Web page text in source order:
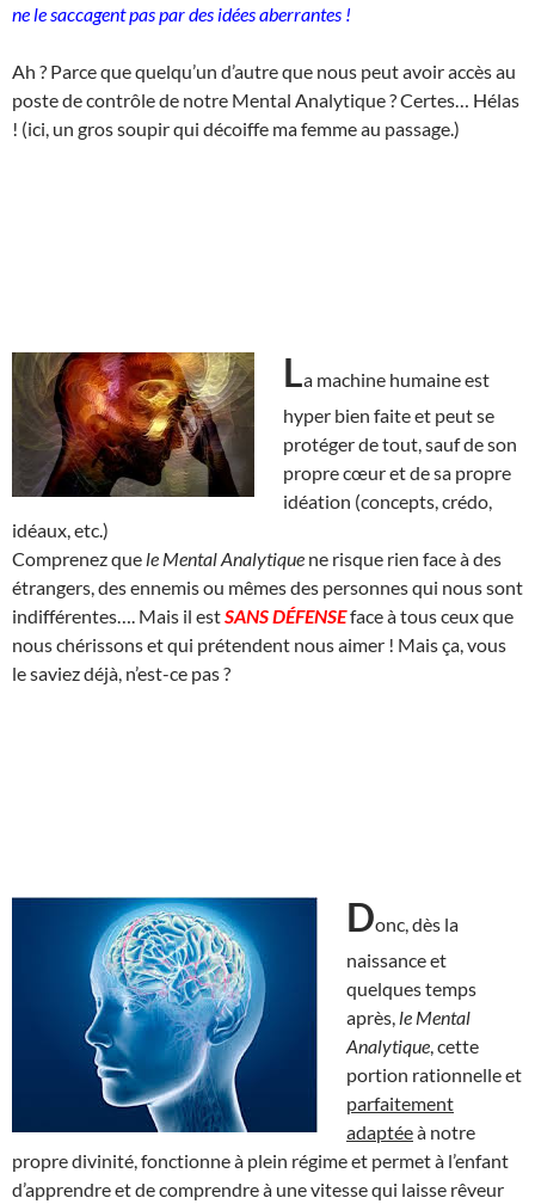
ne le saccagent pas par des idées aberrantes !
Ah ? Parce que quelqu’un d’autre que nous peut avoir accès au
poste de contrôle de notre Mental Analytique ? Certes… Hélas
! (ici, un gros soupir qui décoiffe ma femme au passage.)
La machine humaine est
hyper bien faite et peut se
protéger de tout, sauf de son
propre cœur et de sa propre
idéation (concepts, crédo,
idéaux, etc.)
Comprenez que le Mental Analytique ne risque rien face à des
étrangers, des ennemis ou mêmes des personnes qui nous sont
indifférentes…. Mais il estSANS DÉFENSEface à tous ceux que
nous chérissons et qui prétendent nous aimer ! Mais ça, vous
le saviez déjà, n’est-ce pas ?
Donc, dès la
naissance et
quelques temps
après, le Mental
Analytique , cette
portion rationnelle et
parfaitement
adaptéeà notre
propre divinité, fonctionne à plein régime et permet à l’enfant
d’apprendre et de comprendre à une vitesse qui laisse rêveur